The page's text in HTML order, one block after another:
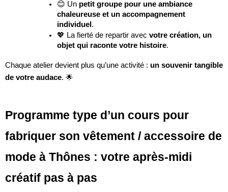
😊 Un petit groupe pour une ambiance
chaleureuse et un accompagnement
individuel .
💖 La fierté de repartir avec votre création, un
objet qui raconte votre histoire.
Chaque atelier devient plus qu’une activité : un souvenir tangible
de votre audace. 🌟
Programme type d’un cours pour
fabriquer son vêtement / accessoire de
mode à Thônes : votre après-midi
créatif pas à pas